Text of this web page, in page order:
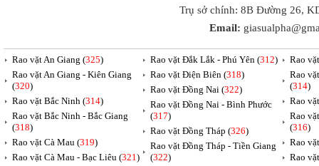
Trụ sở chính: 8B Đường 26,
Email:
Rao vặt An Giang (325)
Rao vặt An Giang - Kiên Giang
(320)
Rao vặt Bắc Ninh (314)
Rao vặt Bắc Ninh - Bắc Giang
(318)
Rao vặt Cà Mau (319)
Rao vặt Cà Mau - Bạc Liêu (321)
Rao vặt Đắk Lắk - Phú Yên (312)
Rao vặt Điện Biên (318)
Rao vặt Đồng Nai (322)
Rao vặt Đồng Nai - Bình Phước
(317)
Rao vặt Đồng Tháp (326)
Rao vặt Đồng Tháp - Tiền Giang
(322)
Rao
Rao
(314)
Rao
Rao
(316)
Rao
Rao